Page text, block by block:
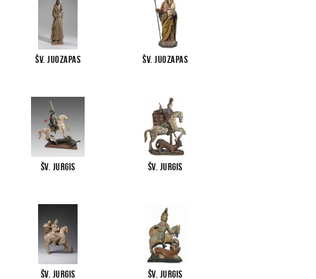
Šv. Juozapas Šv. Juozapas
Šv. Jurgis Šv. Jurgis
Šv. Jurgis Šv. Jurgis